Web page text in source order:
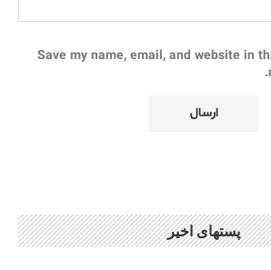
Save my name, email, and website in
پستهای اخیر